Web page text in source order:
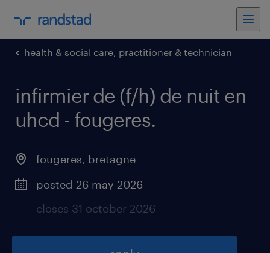
health & social care, practitioner & technician
infirmier de (f/h) de nuit en
uhcd - fougeres.
fougeres, bretagne
posted 26 may 2026
closes 31 october 2026